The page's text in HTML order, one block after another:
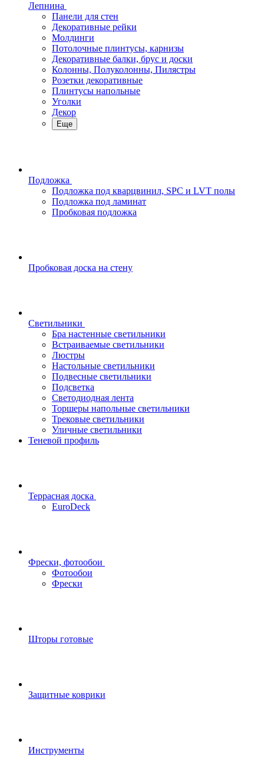
Лепнина
Панели для стен
Декоративные рейки
Молдинги
Потолочные плинтусы, карнизы
Декоративные балки, брус и доски
Колонны, Полуколонны, Пилястры
Розетки декоративные
Плинтусы напольные
Уголки
Декор
Еще
Подложка
Подложка под кварцвинил, SPC и LVT полы
Подложка под ламинат
Пробковая подложка
Пробковая доска на стену
Светильники
Бра настенные светильники
Встраиваемые светильники
Люстры
Настольные светильники
Подвесные светильники
Подсветка
Светодиодная лента
Торшеры напольные светильники
Трековые светильники
Уличные светильники
Теневой профиль
Террасная доска
EuroDeck
Фрески, фотообои
Фотообои
Фрески
Шторы готовые
Защитные коврики
Инструменты